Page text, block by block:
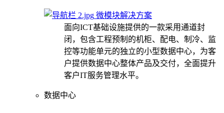
微模块解决方案
面向ICT基础设施提供的一款采用通道封
闭，包含工程预制的机柜、配电、制冷、监
控等功能单元的独立的小型数据中心，为客
户提供数据中心整体产品及交付，全面提升
客户IT服务管理水平。
数据中心